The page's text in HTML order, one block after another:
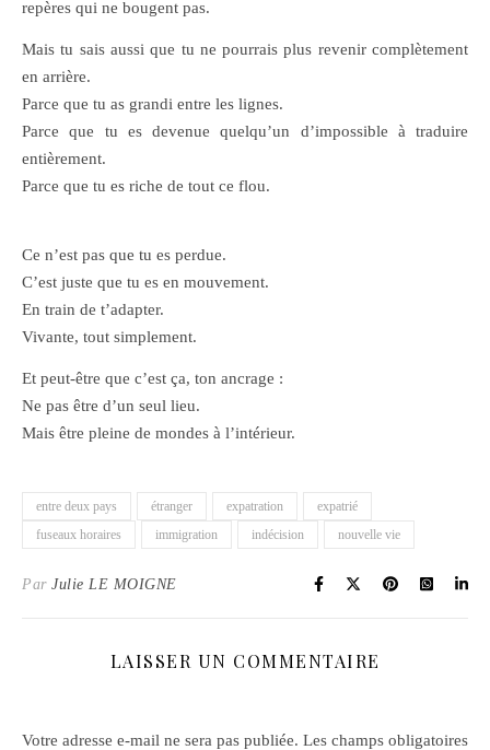
repères qui ne bougent pas.
Mais tu sais aussi que tu ne pourrais plus revenir complètement
en arrière.
Parce que tu as grandi entre les lignes.
Parce que tu es devenue quelqu’un d’impossible à traduire
entièrement.
Parce que tu es riche de tout ce flou.
Ce n’est pas que tu es perdue.
C’est juste que tu es en mouvement.
En train de t’adapter.
Vivante, tout simplement.
Et peut-être que c’est ça, ton ancrage :
Ne pas être d’un seul lieu.
Mais être pleine de mondes à l’intérieur.
entre deux pays étranger expatration
expatrié
fuseaux horaires
immigration indécision nouvelle vie
Par Julie LE MOIGNE
LAISSER UN COMMENTAIRE
Votre adresse e-mail ne sera pas publiée. Les champs obligatoires